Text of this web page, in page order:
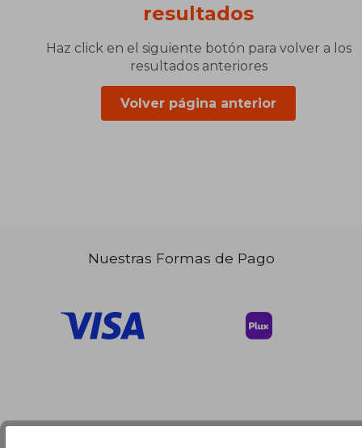
resultados
Haz click en el siguiente botón para volver a los
resultados anteriores
Volver página anterior
Nuestras Formas de Pago